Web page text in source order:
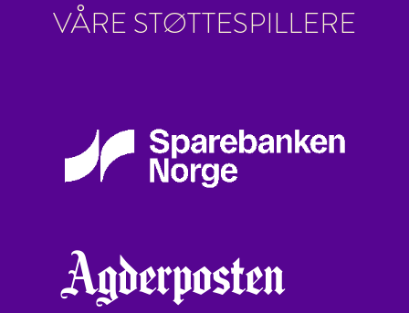
VÅRE STØTTESPILLERE